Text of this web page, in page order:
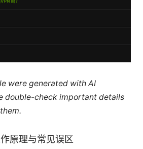
were generated with AI
double-check important details
原理与常见误区